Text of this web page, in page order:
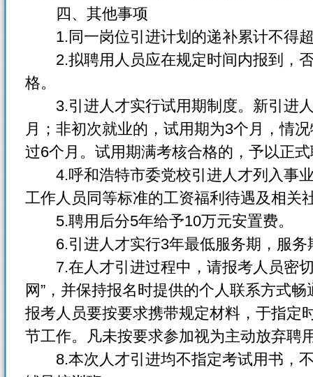
四、其他事项
1.同一岗位引进计划的递补累计不得
2.拟聘用人员应在规定时间内报到，否
格。
3.引进人才实行试用期制度。新引进人
月；非初次就业的，试用期为3个月，情
过6个月。试用期满考核合格的，予以正
4.呼和浩特市委党校引进人才列入事业
工作人员同等标准的工资福利待遇及相关
5.聘用后分5年给予10万元安置费。
6.引进人才实行3年最低服务期，服务
7.在人才引进过程中，请报考人员密切
网”，并保持报名时提供的个人联系方式
报考人员要按要求携带规定材料，于指定
节工作。凡未按要求参加视为主动放弃聘
8.本次人才引进均不指定考试用书，不